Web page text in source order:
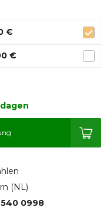
€
€
(NL)
540 0998